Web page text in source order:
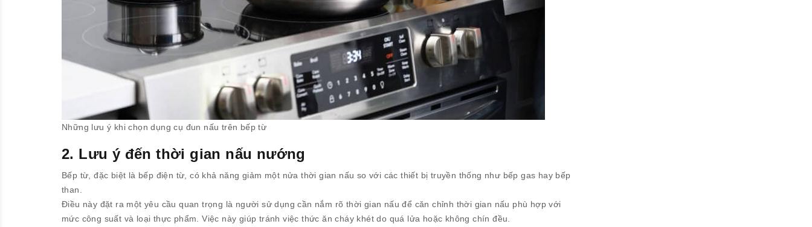
Những lưu ý khi chọn dụng cụ đun nấu trên bếp từ
2. Lưu ý đến thời gian nấu nướng
Bếp từ, đặc biệt là bếp điện từ, có khả năng giảm một nửa thời gian nấu so với các thiết bị truyền thống như bếp gas hay bếp
than.
Điều này đặt ra một yêu cầu quan trọng là người sử dụng cần nắm rõ thời gian nấu để căn chỉnh thời gian nấu phù hợp với
mức công suất và loại thực phẩm. Việc này giúp tránh việc thức ăn cháy khét do quá lửa hoặc không chín đều.